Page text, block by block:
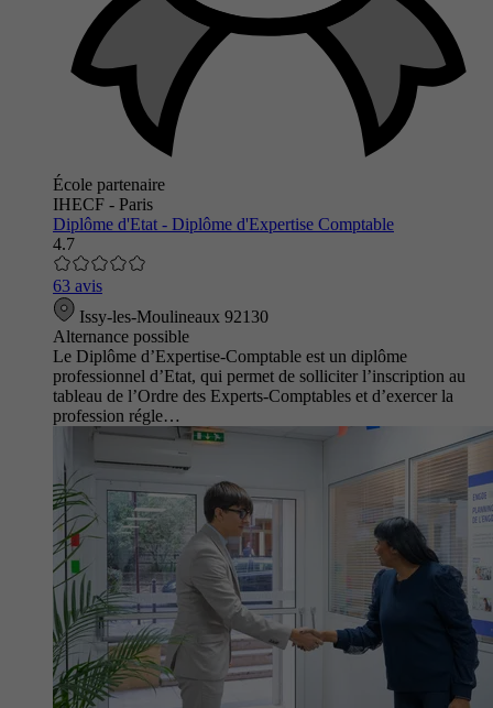
École partenaire
IHECF - Paris
Diplôme d'Etat - Diplôme d'Expertise Comptable
4.7
63 avis
Issy-les-Moulineaux 92130
Alternance possible
Le Diplôme d’Expertise-Comptable est un diplôme
professionnel d’Etat, qui permet de solliciter l’inscription au
tableau de l’Ordre des Experts-Comptables et d’exercer la
profession régle…